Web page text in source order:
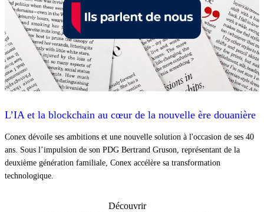
L’IA et la blockchain au cœur de la nouvelle ère douanière
Conex dévoile ses ambitions et une nouvelle solution à l'occasion de ses 40
ans. Sous l’impulsion de son PDG Bertrand Gruson, représentant de la
deuxième génération familiale, Conex accélère sa transformation
technologique.
Découvrir